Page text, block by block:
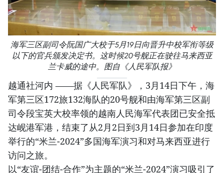
海军三区副司令阮国广大校于5月19日向晋升中校军衔等级
以下的官兵颁发决定书。这时候20号舰正在驶往马来西亚
兰卡威的途中。图自《人民军队报》
越通社河内 ——据《人民军队》，3月14日下午，海
军第三区172旅132海队的20号舰和由海军第三区副
司令段宝英大校率领的越南人民海军代表团已安全抵
达岘港军港，结束了从2月2日到3月14日参加在印度
举行的“米兰-2024”多国海军演习和对马来西亚进行
访问之旅。
以“友谊-团结-合作”为主题的“米兰-2024”演习吸引了